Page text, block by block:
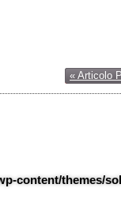
« Articolo
content/themes/